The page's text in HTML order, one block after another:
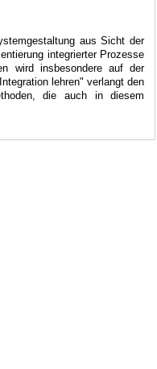
aus Sicht der
integrierter Prozesse
wird insbesondere auf der
lehren" verlangt den
die auch in diesem